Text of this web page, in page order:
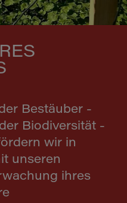
Bestäuber -
Biodiversität -
wir in
unseren
ihres